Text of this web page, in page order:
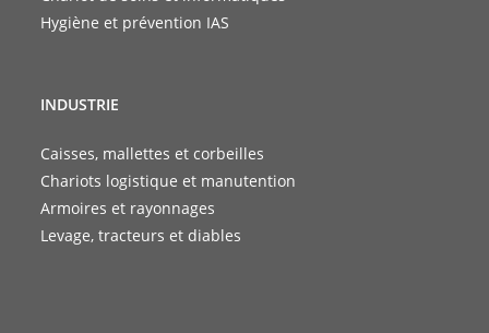
Hygiène et prévention IAS
INDUSTRIE
Caisses, mallettes et corbeilles
Chariots logistique et manutention
Armoires et rayonnages
Levage, tracteurs et diables